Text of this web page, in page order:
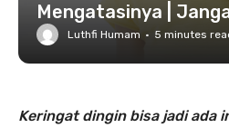
Mengatasinya |
Luthfi Humam · 5 minutes
Keringat dingin bisa jadi ada